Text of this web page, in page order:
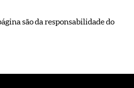
são da responsabilidade do